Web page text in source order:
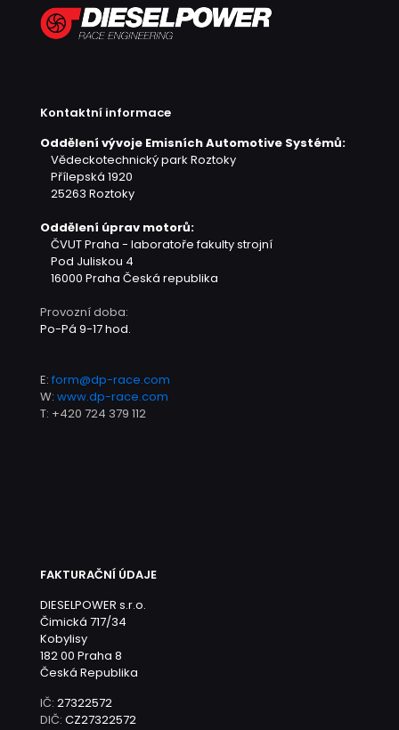
Kontaktní informace
Oddělení vývoje Emisních Automotive Systémů:
Vědeckotechnický park Roztoky
Přílepská 1920
25263 Roztoky
Oddělení úprav motorů:
ČVUT Praha - laboratoře fakulty strojní
Pod Juliskou 4
16000 Praha Česká republika
Provozní doba:
Po-Pá 9-17 hod.
E: form@dp-race.com
W: www.dp-race.com
T: +420 724 379 112
FAKTURAČNÍ ÚDAJE
DIESELPOWER s.r.o.
Čimická 717/34
Kobylisy
182 00 Praha 8
Česká Republika
IČ: 27322572
DIČ: CZ27322572